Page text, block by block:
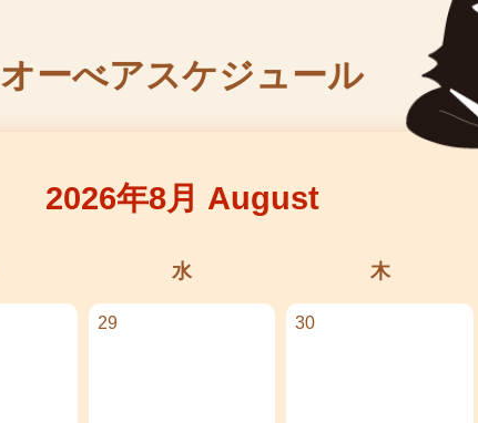
オーべアスケジュール
2026年8月 August
水 木
29 30